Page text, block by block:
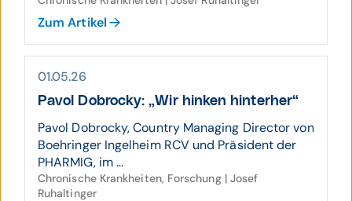
Zum Artikel
01.05.26
Pavol Dobrocky: „Wir hinken hinterher“
Pavol Dobrocky, Country Managing Director von
Boehringer Ingelheim RCV und Präsident der
PHARMIG, im ...
Chronische Krankheiten, Forschung | Josef
Ruhaltinger